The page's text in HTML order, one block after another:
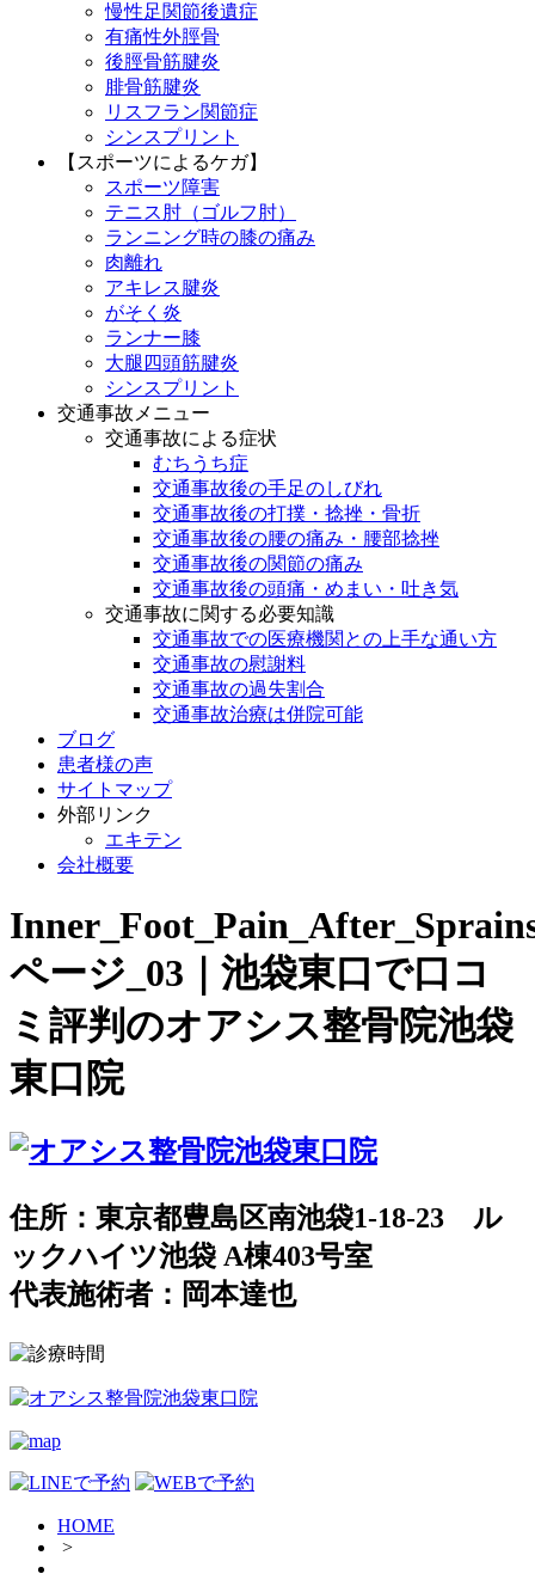
慢性足関節後遺症
有痛性外脛骨
後脛骨筋腱炎
腓骨筋腱炎
リスフラン関節症
シンスプリント
【スポーツによるケガ】
スポーツ障害
テニス肘（ゴルフ肘）
ランニング時の膝の痛み
肉離れ
アキレス腱炎
がそく炎
ランナー膝
大腿四頭筋腱炎
シンスプリント
交通事故メニュー
交通事故による症状
むちうち症
交通事故後の手足のしびれ
交通事故後の打撲・捻挫・骨折
交通事故後の腰の痛み・腰部捻挫
交通事故後の関節の痛み
交通事故後の頭痛・めまい・吐き気
交通事故に関する必要知識
交通事故での医療機関との上手な通い方
交通事故の慰謝料
交通事故の過失割合
交通事故治療は併院可能
ブログ
患者様の声
サイトマップ
外部リンク
エキテン
会社概要
ページ_03｜池袋東口で口コ
ミ評判のオアシス整骨院池袋
東口院
住所：東京都豊島区南池袋1-18-23 ル
ックハイツ池袋 A棟403号室
代表施術者：岡本達也
HOME
>